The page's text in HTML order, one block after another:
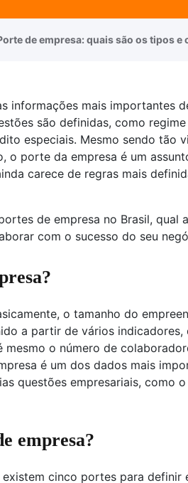
de empresa: quais são os tipos e
informações mais importantes
são definidas, como
especiais. Mesmo sendo tão
o porte da empresa é um
carece de regras mais
de empresa no Brasil, qual
com o sucesso do seu
o tamanho do
a partir de vários indicadores,
o número de
é um dos dados mais
questões empresariais, como o
empresa?
cinco portes para definir